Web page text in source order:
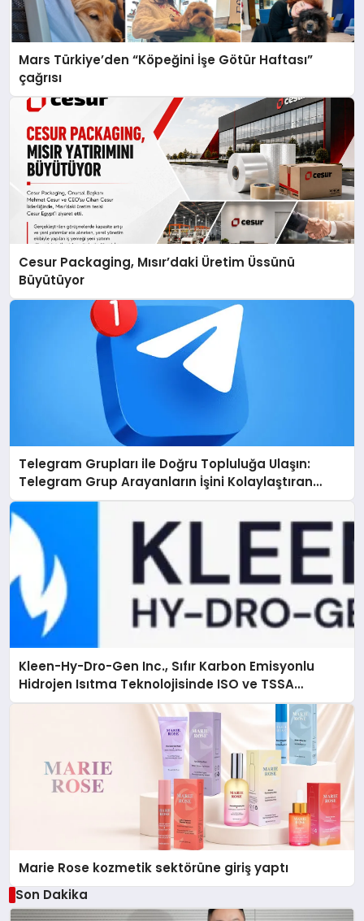
Mars Türkiye’den “Köpeğini İşe Götür Haftası”
çağrısı
Cesur Packaging, Mısır’daki Üretim Üssünü
Büyütüyor
Telegram Grupları ile Doğru Topluluğa Ulaşın:
Telegram Grup Arayanların İşini Kolaylaştıran
Çözüm
Kleen-Hy-Dro-Gen Inc., Sıfır Karbon Emisyonlu
Hidrojen Isıtma Teknolojisinde ISO ve TSSA
Düzenleyici Onaylarını Aldı
Marie Rose kozmetik sektörüne giriş yaptı
Son Dakika